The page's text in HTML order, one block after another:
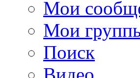
Мои
Мои
Поиск